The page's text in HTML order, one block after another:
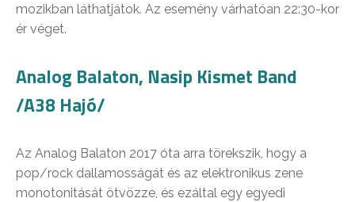
mozikban láthatjátok. Az esemény várhatóan 22:30-kor
ér véget.
Analog Balaton, Nasip Kismet Band
/A38 Hajó/
Az Analog Balaton 2017 óta arra törekszik, hogy a
pop/rock dallamosságát és az elektronikus zene
monotonitását ötvözze, és ezáltal egy egyedi